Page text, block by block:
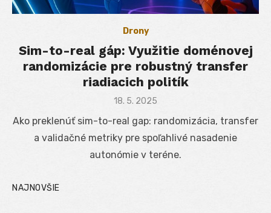
Drony
Sim-to-real gáp: Využitie doménovej
randomizácie pre robustný transfer
riadiacich politík
Posted
18. 5. 2025
Ako preklenúť sim-to-real gap: randomizácia, transfer
a validačné metriky pre spoľahlivé nasadenie
autonómie v teréne.
NAJNOVŠIE